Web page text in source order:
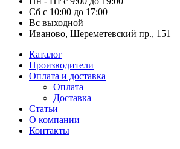
Сб с 10:00 до 17:00
Вс выходной
Иваново, Шереметевский пр., 151
Каталог
Производители
Оплата и доставка
Оплата
Доставка
Статьи
О компании
Контакты